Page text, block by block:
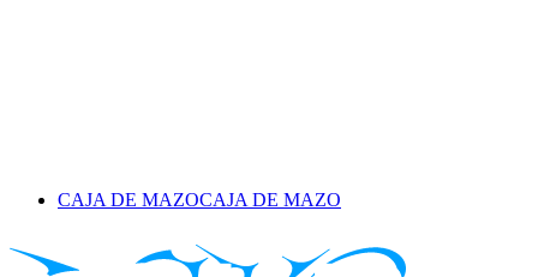
CAJA DE MAZOCAJA DE MAZO